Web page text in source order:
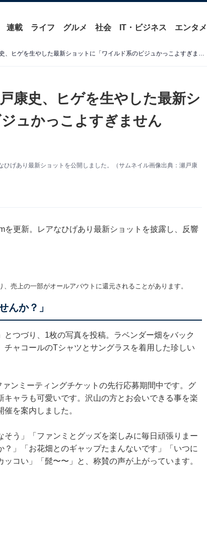
連載 ライフ グルメ 社会 IT・ビジネス エンタメ
「誰も気が付かなそう」瀬戸康史、ヒゲを生やした最新ショットに「ワイルド系のビジュかっこよすぎませんか？」反響
康史、ヒゲを生やした最新シ
ュかっこよすぎません
げあり最新ショットを公開しました。（サムネイル画像出典：瀬戸康
更新。レアなひげあり最新ショットを披露し、反響
売上の一部がオールアバウトに還元されることがあります。
んか？」
つづり、1枚の写真を投稿。ラベンダー畑をバック
ャコールのTシャツとサングラスを着用した珍しい
ンミーティングチケットの先行応募期間中です。グ
ャラも可愛いです。沢山の方とお会いできる事を楽
を案内しました。
う」「ファンミとグッズを楽しみに毎日頑張りまー
」「お花畑とのギャップたまんないです」「いつに
コい」「髭〜〜」と、称賛の声が上がっています。